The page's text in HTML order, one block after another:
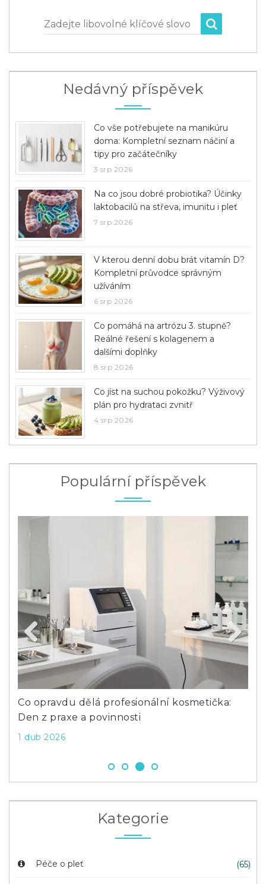
Zadejte libovolné klíčové slovo
Nedávný příspěvek
Co vše potřebujete na manikúru
doma: Kompletní seznam náčiní a
tipy pro začátečníky
3 srp 2026
Na co jsou dobré probiotika? Účinky
laktobacilů na střeva, imunitu i pleť
7 srp 2026
V kterou denní dobu brát vitamín D?
Kompletní průvodce správným
užíváním
6 srp 2026
Co pomáhá na artrózu 3. stupně?
Reálné řešení s kolagenem a
dalšími doplňky
8 srp 2026
Co jíst na suchou pokožku? Výživový
plán pro hydrataci zvnitř
4 srp 2026
Populární příspěvek
Co opravdu dělá profesionální kosmetička:
Den z praxe a povinnosti
1 dub 2026
Previous Next
Kategorie
Péče o pleť (65)